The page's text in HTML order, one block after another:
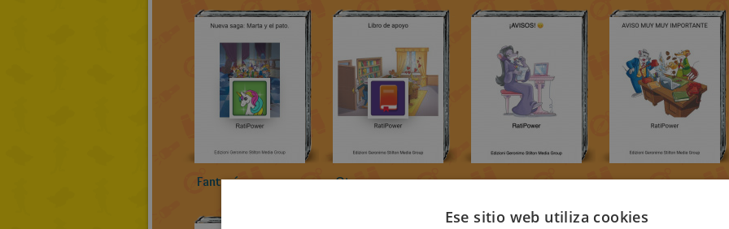
Fantasía Otros
Ese sitio web utiliza cookies